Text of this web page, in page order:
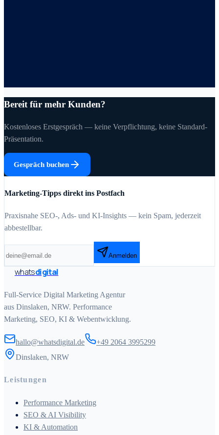
Bereit für mehr Kunden?
Kostenloses Erstgespräch — keine Verpflichtung, keine Standard-
Präsentation.
Gespräch buchen
Marketing-Tipps direkt ins Postfach
Praxisnahe SEO-, Ads- und KI-Insights — kein Spam, jederzeit
abbestellbar.
Anmelden
whatsdigital
Full-Service Digital Marketing Agentur
aus Dinslaken, NRW. Performance
Marketing, SEO, KI & Webentwicklung.
hallo@whatsdigital.de
+49 2064 3995299
Dinslaken, NRW
Leistungen
Performance Marketing
SEO & AI Visibility
KI & Automation